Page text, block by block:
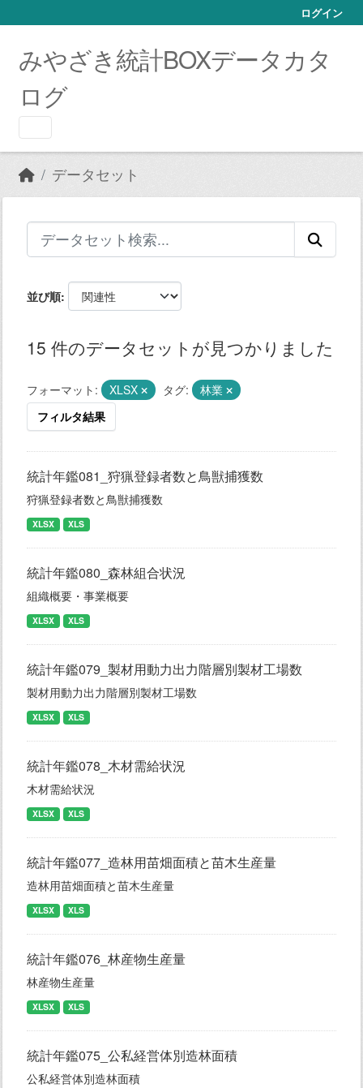
ログイン
みやざき統計BOXデータカタ
ログ
データセット
並び順
15 件のデータセットが見つかりました
フォーマット: XLSX タグ:
林業
フィルタ結果
統計年鑑081_狩猟登録者数と鳥獣捕獲数
狩猟登録者数と鳥獣捕獲数
XLSX XLS
統計年鑑080_森林組合状況
組織概要・事業概要
XLSX XLS
統計年鑑079_製材用動力出力階層別製材工場数
製材用動力出力階層別製材工場数
XLSX XLS
統計年鑑078_木材需給状況
木材需給状況
XLSX XLS
統計年鑑077_造林用苗畑面積と苗木生産量
造林用苗畑面積と苗木生産量
XLSX XLS
統計年鑑076_林産物生産量
林産物生産量
XLSX XLS
統計年鑑075_公私経営体別造林面積
公私経営体別造林面積